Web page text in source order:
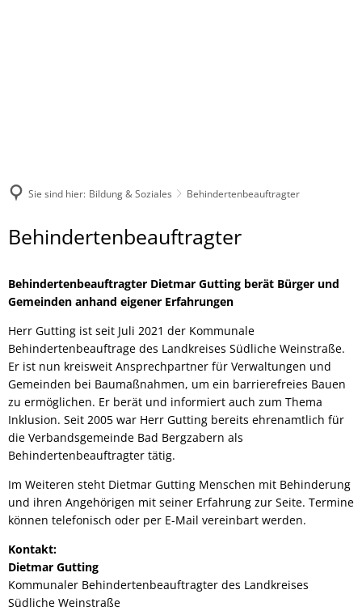
Sie sind hier: Bildung & Soziales Behindertenbeauftragter
Behindertenbeauftragter
Behindertenbeauftragter
Behindertenbeauftragter Dietmar Gutting berät Bürger und
Gemeinden anhand eigener Erfahrungen
Herr Gutting ist seit Juli 2021 der Kommunale
Behindertenbeauftrage des Landkreises Südliche Weinstraße.
Er ist nun kreisweit Ansprechpartner für Verwaltungen und
Gemeinden bei Baumaßnahmen, um ein barrierefreies Bauen
zu ermöglichen. Er berät und informiert auch zum Thema
Inklusion. Seit 2005 war Herr Gutting bereits ehrenamtlich für
die Verbandsgemeinde Bad Bergzabern als
Behindertenbeauftragter tätig.
Im Weiteren steht Dietmar Gutting Menschen mit Behinderung
und ihren Angehörigen mit seiner Erfahrung zur Seite. Termine
können telefonisch oder per E-Mail vereinbart werden.
Kontakt:
Dietmar Gutting
Kommunaler Behindertenbeauftragter des Landkreises
Südliche Weinstraße